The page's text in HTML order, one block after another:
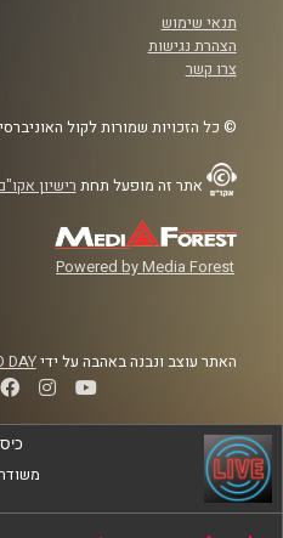
תנאי שימוש
הצהרת נגישות
צרו קשר
© כל הזכויות שמורות לקול
אתר זה מופעל תחת רישיון
Powered by Media Forest
האתר עוצב ונבנה באהבה על ידיDAY